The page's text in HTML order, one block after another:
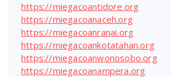
https://miegacoantidore.org
https://miegacoanaceh.org
https://miegacoanranai.org
https://miegacoankotatahan.org
https://miegacoanwonosobo.org
https://miegacoanampera.org